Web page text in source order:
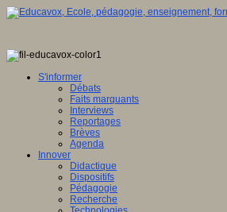
S'informer
Débats
Faits marquants
Interviews
Reportages
Brèves
Agenda
Innover
Didactique
Dispositifs
Pédagogie
Recherche